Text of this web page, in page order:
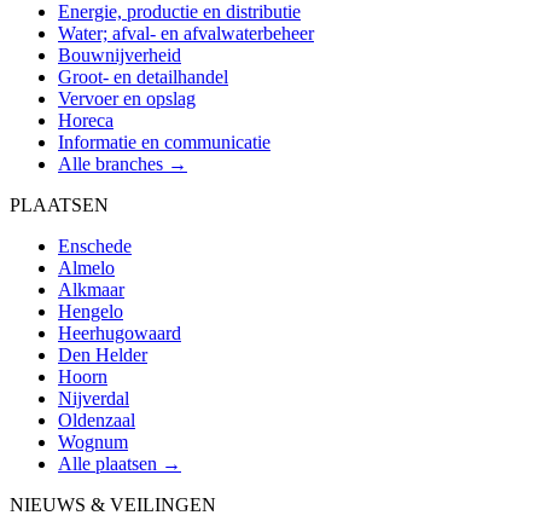
Energie, productie en distributie
Water; afval- en afvalwaterbeheer
Bouwnijverheid
Groot- en detailhandel
Vervoer en opslag
Horeca
Informatie en communicatie
Alle branches →
PLAATSEN
Enschede
Almelo
Alkmaar
Hengelo
Heerhugowaard
Den Helder
Hoorn
Nijverdal
Oldenzaal
Wognum
Alle plaatsen →
NIEUWS & VEILINGEN